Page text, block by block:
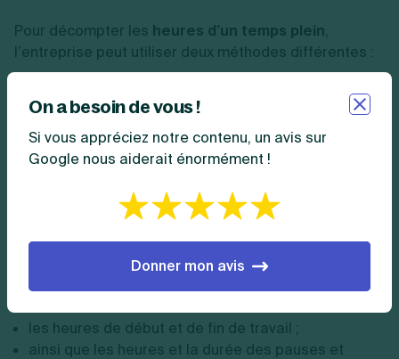
Pour décompter les heures d’un temps plein,
l’entreprise peut utiliser deux méthodes différentes :
ou les horaires individualisés.
Les horaires collectifs
Ainsi, l’employeur peut pratiquer leshoraires
. Cela signifie que les horaires de travail
sont les mêmes pour tous.
Dans ce cas, l’employeur affiche :
les heures de début et de fin de travail ;
ainsi que les heures et la durée des pauses et
On a besoin de vous !
Si vous appréciez notre contenu, un avis sur
Google nous aiderait énormément !
Donner mon avis